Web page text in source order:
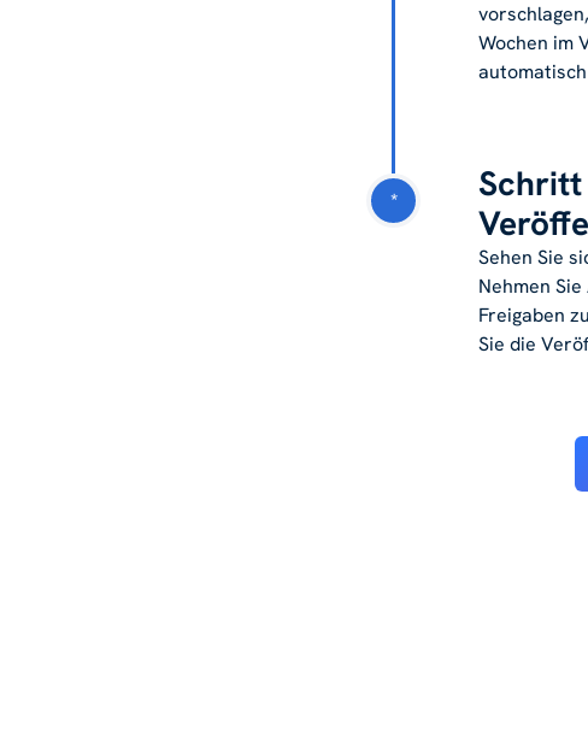
Wochen im
*
Schritt
Sehen Sie
Nehmen
Freigaben
Sie die